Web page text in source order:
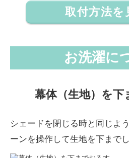
取付方法を
お洗濯に
幕体（生地）を下
シェードを閉じる時と同じよ
ーンを操作して生地を下まで